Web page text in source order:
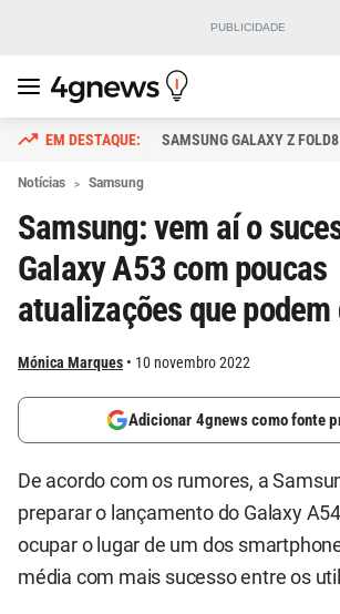
SAMSUNG GALAXY Z FOLD8
Notícias Samsung
Samsung: vem aí o
Galaxy A53 com poucas
atualizações que
Mónica Marques 10 novembro 2022
Adicionar 4gnews como fonte
De acordo com os rumores, a
preparar o lançamento do Galaxy
ocupar o lugar de um dos
média com mais sucesso entre os